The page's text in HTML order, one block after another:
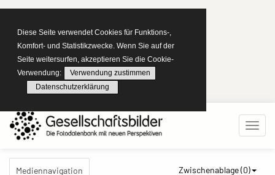
Diese Seite verwendet Cookies für Funktions-,
Komfort- und Statistikzwecke. Wenn Sie auf der
Seite weitersurfen, akzeptieren Sie die Cookie-
Verwendung:
Verwendung zustimmen
Datenschutzerklärung
Mediennavigation Zwischenablage (0)